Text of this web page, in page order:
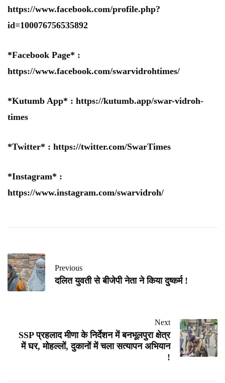
https://www.facebook.com/profile.php?
id=100076756535892
*Facebook Page* :
https://www.facebook.com/swarvidrohtimes/
*Kutumb App* : https://kutumb.app/swar-vidroh-
times
*Twitter* : https://twitter.com/SwarTimes
*Instagram* :
https://www.instagram.com/swarvidroh/
Previous
दलित युवती से बीजेपी नेता ने किया दुष्कर्म !
Next
SSP प्रहलाद मीणा के निर्देशन में बनभूलपुरा क्षेत्र
में घर, मोहल्लों, दुकानों में चला सत्यापन अभियान
!